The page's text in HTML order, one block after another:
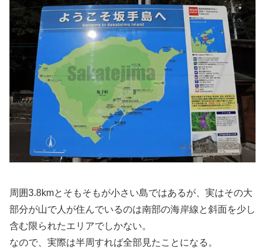
周囲3.8kmとそもそもが小さい島ではあるが、実はその大
部分が山で人が住んでいるのは南部の海岸線と斜面を少し
含む限られたエリアでしかない。
なので、実際は半周すれば全部見たことになる。